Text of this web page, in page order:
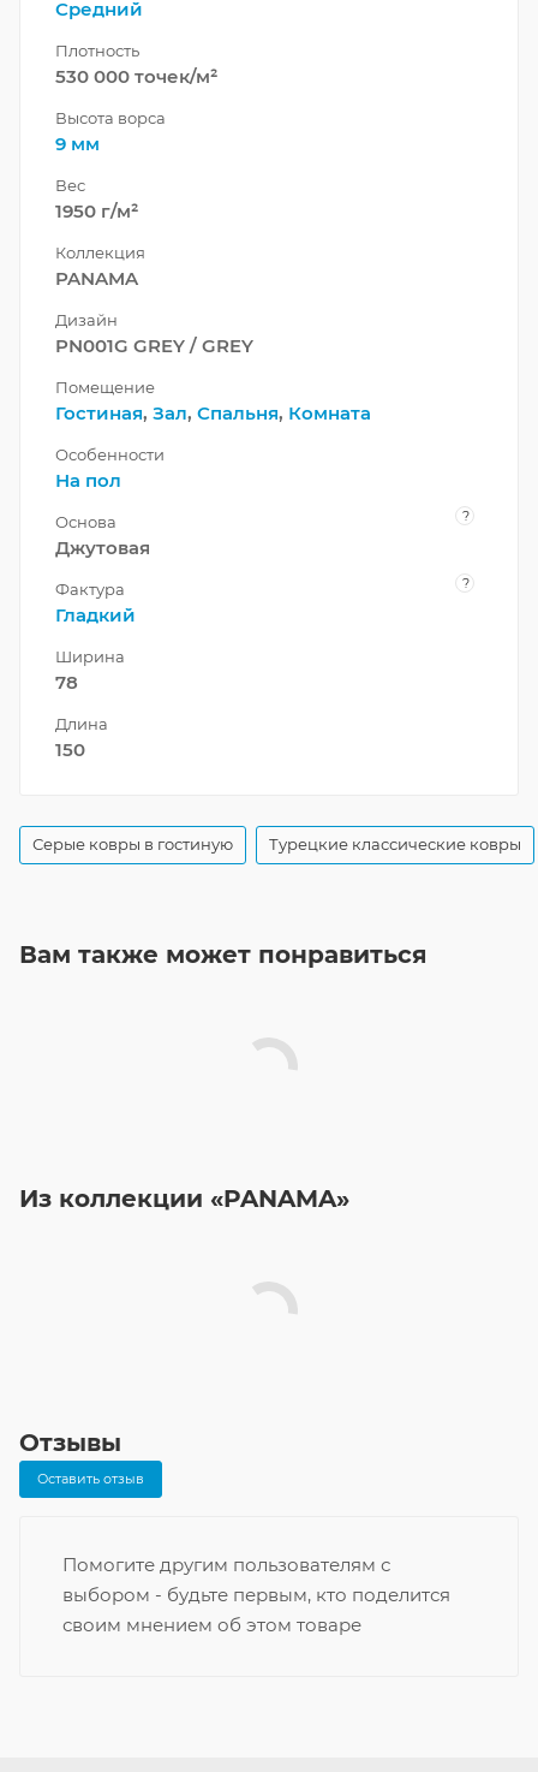
Средний
Плотность
530 000 точек/м²
Высота ворса
9 мм
Вес
1950 г/м²
Коллекция
PANAMA
Дизайн
PN001G GREY / GREY
Помещение
Гостиная, Зал, Спальня, Комната
Особенности
На пол
Основа ?
Джутовая
Фактура ?
Гладкий
Ширина
78
Длина
150
Серые ковры в гостиную Турецкие классические ковры
Вам также может понравиться
Из коллекции «PANAMA»
Отзывы
Оставить отзыв
Помогите другим пользователям с
выбором - будьте первым, кто поделится
своим мнением об этом товаре